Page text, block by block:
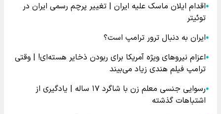
●اقدام ایلان ماسک علیه ایران | تغییر پرچم رسمی ایران در
توئیتر
●ایران به دنبال ترور ترامپ است؟
●اعزام نیروهای ویژه آمریکا برای ربودن ذخایر هسته‌ای! | وقتی
ترامپ فیلم هندی زیاد می‌بیند
●
رسوایی جنسی معلم زن با شاگرد ۱۷ ساله | یادگیری از
اشتباهات گذشته